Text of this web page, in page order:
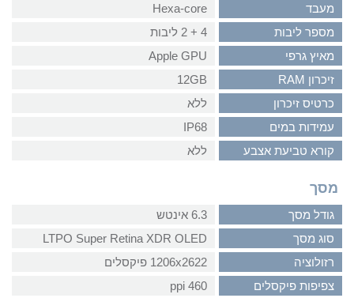
מעבד
Hexa-core
מספר ליבות
4 + 2 ליבות
מאיץ גרפי
Apple GPU
זיכרון RAM
12GB
כרטיס זיכרון
ללא
עמידות במים
IP68
קורא טביעת אצבע
ללא
מסך
גודל מסך
6.3 אינטש
סוג מסך
LTPO Super Retina XDR OLED
רזולוציה
1206x2622 פיקסלים
צפיפות פיקסלים
460 ppi